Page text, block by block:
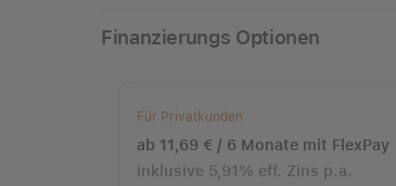
Finanzierungs Optionen
Für Privatkunden
ab 11,69 € / 6 Monate mit FlexPay
inklusive 5,91% eff. Zins p.a.